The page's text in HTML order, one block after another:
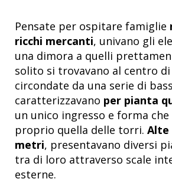
Pensate per ospitare famiglie
ricchi mercanti, univano gli
una dimora a quelli
solito si trovavano al centro
circondate da una serie di
caratterizzavano per pianta
un unico ingresso e forma
proprio quella delle torri. Alte
metri, presentavano diversi
tra di loro attraverso scale
esterne.